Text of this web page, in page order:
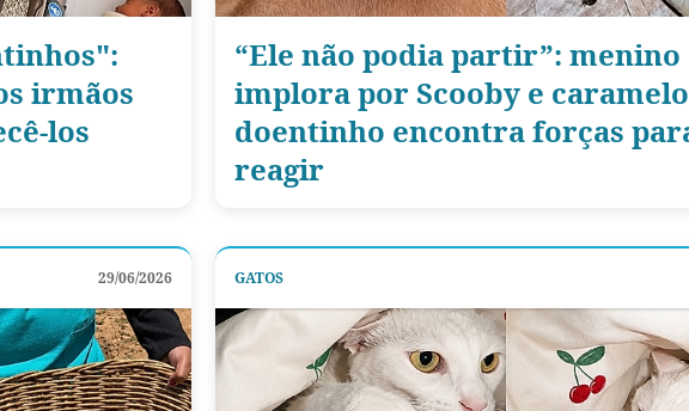
irmãos
los
“Ele não podia partir”: menino
implora por Scooby e caramelo
doentinho encontra forças
reagir
29/06/2026 GATOS